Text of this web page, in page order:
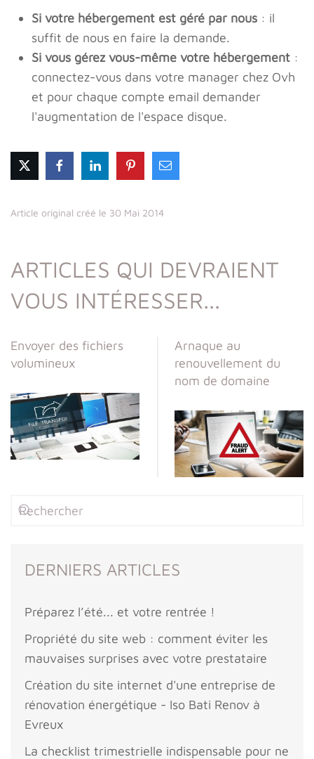
Si votre hébergement est géré par nous : il
suffit de nous en faire la demande.
Si vous gérez vous-même votre hébergement :
connectez-vous dans votre manager chez Ovh
et pour chaque compte email demander
l'augmentation de l'espace disque.
Article original créé le 30 Mai 2014
ARTICLES QUI DEVRAIENT
VOUS INTÉRESSER...
Envoyer des fichiers
volumineux
Arnaque au
renouvellement du
nom de domaine
DERNIERS ARTICLES
Préparez l’été... et votre rentrée !
Propriété du site web : comment éviter les
mauvaises surprises avec votre prestataire
Création du site internet d'une entreprise de
rénovation énergétique - Iso Bati Renov à
Evreux
La checklist trimestrielle indispensable pour ne